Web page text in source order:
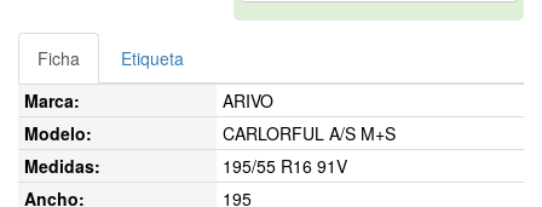
Ficha
Etiqueta
Marca:
ARIVO
Modelo:
CARLORFUL A/S M+S
Medidas:
195/55 R16 91V
Ancho:
195